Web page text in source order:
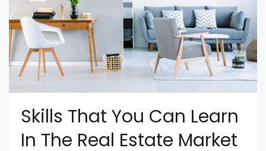
Skills That You Can Learn
In The Real Estate Market